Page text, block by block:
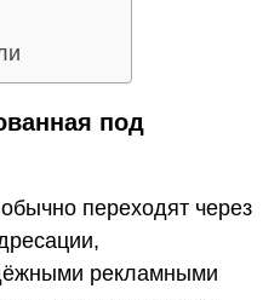
под
переходят через
рекламными